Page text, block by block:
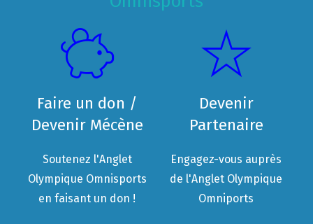
Faire un don /
Devenir Mécène
Soutenez l'Anglet
Olympique Omnisports
en faisant un don !
Devenir
Partenaire
Engagez-vous auprès
de l'Anglet Olympique
Omniports